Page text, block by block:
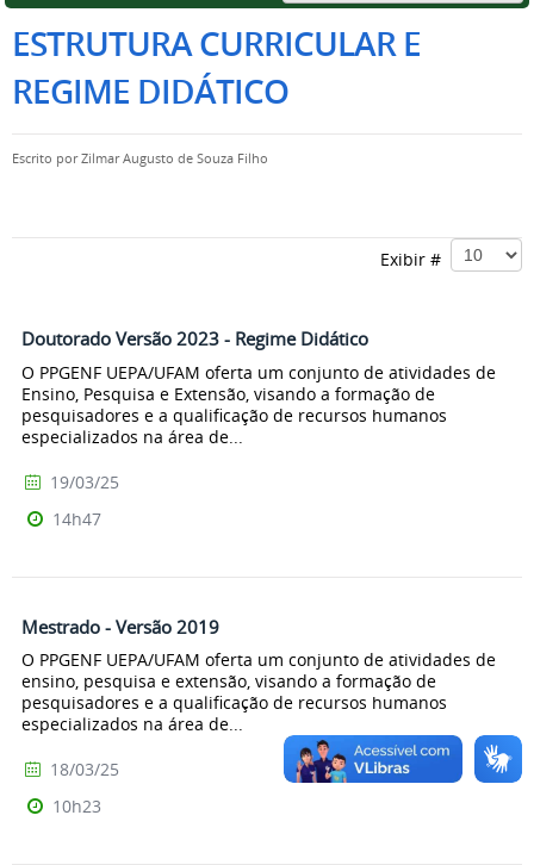
ESTRUTURA CURRICULAR E
REGIME DIDÁTICO
Escrito porZilmar Augusto de Souza Filho
Exibir #
Doutorado Versão 2023 - Regime Didático
O PPGENF UEPA/UFAM oferta um conjunto de atividades de
Ensino, Pesquisa e Extensão, visando a formação de
pesquisadores e a qualificação de recursos humanos
especializados na área de...
19/03/25
14h47
Mestrado - Versão 2019
O PPGENF UEPA/UFAM oferta um conjunto de atividades de
ensino, pesquisa e extensão, visando a formação de
pesquisadores e a qualificação de recursos humanos
especializados na área de...
18/03/25
10h23